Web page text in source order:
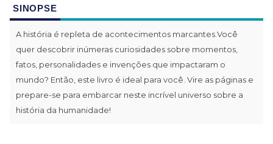
SINOPSE
A história é repleta de acontecimentos marcantes.Você
quer descobrir inúmeras curiosidades sobre momentos,
fatos, personalidades e invenções que impactaram o
mundo? Então, este livro é ideal para você. Vire as páginas e
prepare-se para embarcar neste incrível universo sobre a
história da humanidade!